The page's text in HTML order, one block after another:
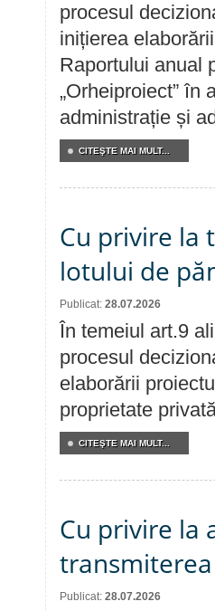
procesul
inițierea
Raportului anual
„Orheiproiect” în
administrație și
CITEŞTE MAI MULT...
Cu privire la
lotului de
Publicat: 28.07.2026
În temeiul art.9
procesul
elaborării
proprietate
CITEŞTE MAI MULT...
Cu privire la
Publicat: 28.07.2026